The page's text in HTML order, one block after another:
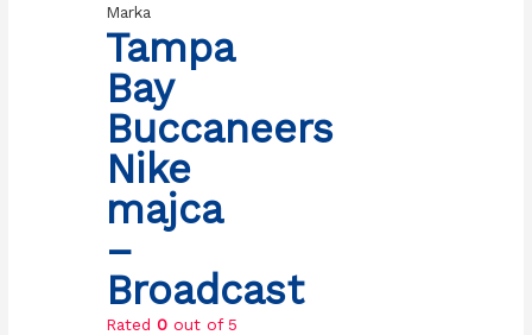
Marka
Tampa
Bay
Buccaneers
Nike
majca
–
Broadcast
Rated0 out of 5